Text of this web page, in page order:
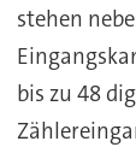
stehen
bis zu 48